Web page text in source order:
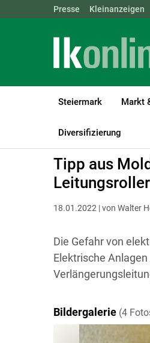
Landwirtschaftskammern:
Presse Kleinanzeigen
Steiermark Markt
Diversifizierung
LK Steiermark Bauen,
Tipp aus
18.01.2022 | von Walter
Die Gefahr von
Elektrische
Bildergalerie (4